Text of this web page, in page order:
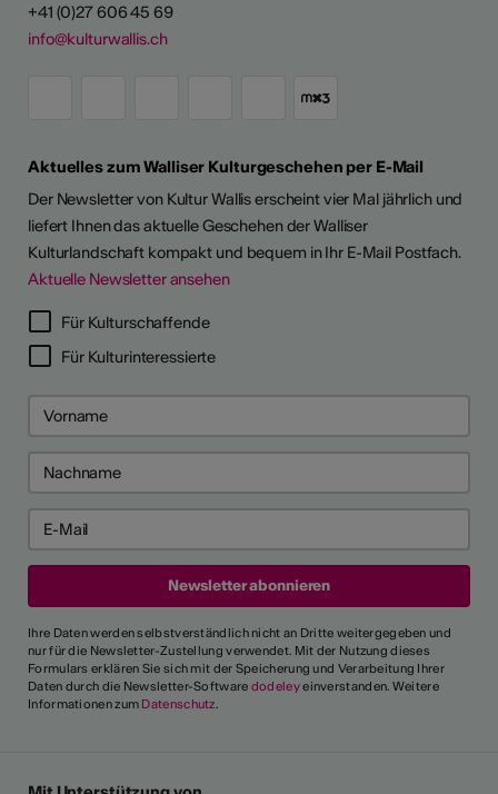
+41 (0)27 606 45 69
info@kulturwallis.ch
Aktuelles zum Walliser Kulturgeschehen per E-Mail
Der Newsletter von Kultur Wallis erscheint vier Mal jährlich und
liefert Ihnen das aktuelle Geschehen der Walliser
Kulturlandschaft kompakt und bequem in Ihr E-Mail Postfach.
Aktuelle Newsletter ansehen
Für Kulturschaffende
Für Kulturinteressierte
Ihre Daten werden selbstverständlich nicht an Dritte weitergegeben und
nur für die Newsletter-Zustellung verwendet. Mit der Nutzung dieses
Formulars erklären Sie sich mit der Speicherung und Verarbeitung Ihrer
Daten durch die Newsletter-Software dodeleyeinverstanden. Weitere
Informationen zum Datenschutz.